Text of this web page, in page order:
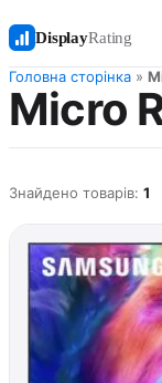
DisplayRating
Головна сторінка »
Micro
Знайдено товарів: 1